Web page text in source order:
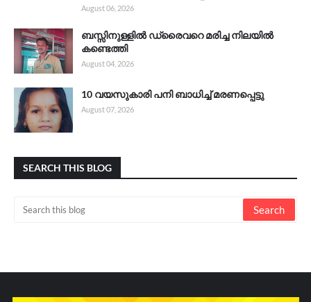
August 06, 2026
ബസ്സിനുള്ളിൽ ഡ്രൈവറെ മരിച്ച നിലയിൽ
കണ്ടെത്തി
August 04, 2026
10 വയസുകാരി പനി ബാധിച്ച് മരണപ്പെട്ടു
August 07, 2026
SEARCH THIS BLOG